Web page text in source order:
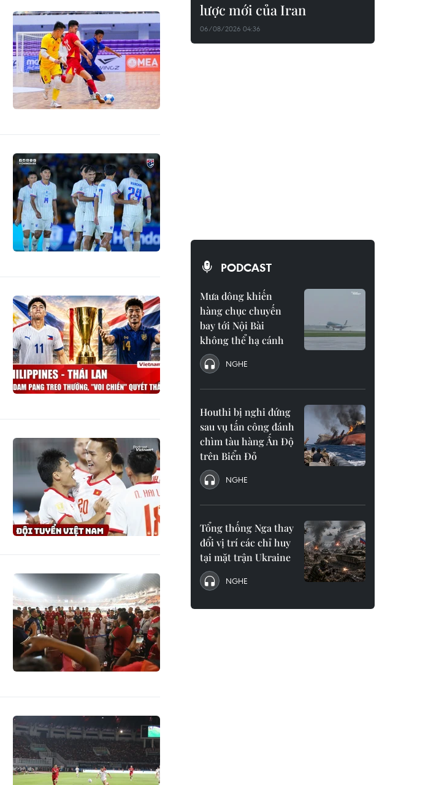
lược mới của Iran
06/08/2026 04:36
PODCAST
Mưa dông khiến
hàng chục chuyến
bay tới Nội Bài
không thể hạ cánh
NGHE
Houthi bị nghi đứng
sau vụ tấn công đánh
chìm tàu hàng Ấn Độ
trên Biển Đỏ
NGHE
Tổng thống Nga thay
đổi vị trí các chỉ huy
tại mặt trận Ukraine
NGHE